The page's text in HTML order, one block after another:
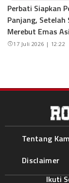
Perbati Siapkan
Panjang, Setelah
Merebut Emas
17 Juli 2026 | 12:22
Tentang
Disclaimer
Ikuti